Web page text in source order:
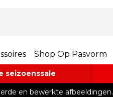
Shop Op Pasvorm
seizoenssale
en bewerkte afbeeldingen.